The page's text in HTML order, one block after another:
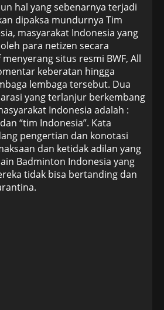
hal yang sebenarnya terjadi
dipaksa mundurnya Tim
masyarakat Indonesia yang
para netizen secara
situs resmi BWF, All
keberatan hingga
lembaga tersebut. Dua
yang terlanjur berkembang
Indonesia adalah :
“tim Indonesia”. Kata
pengertian dan konotasi
dan ketidak adilan yang
Badminton Indonesia yang
tidak bisa bertanding dan